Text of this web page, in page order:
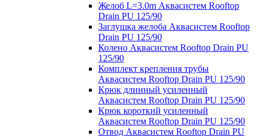
Желоб L=3.0m Аквасистем Rooftop
Drain PU 125/90
Заглушка желоба Аквасистем Rooftop
Drain PU 125/90
Колено Аквасистем Rooftop Drain PU
125/90
Комплект крепления трубы
Аквасистем Rooftop Drain PU 125/90
Крюк длинный усиленный
Аквасистем Rooftop Drain PU 125/90
Крюк короткий усиленный
Аквасистем Rooftop Drain PU 125/90
Отвод Аквасистем Rooftop Drain PU